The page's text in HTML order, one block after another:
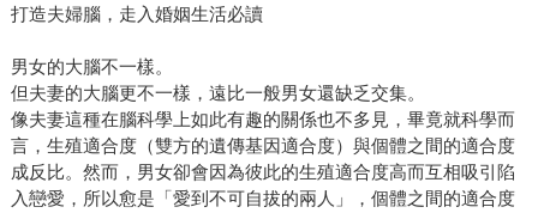
打造夫婦腦，走入婚姻生活必讀
男女的大腦不一樣。
但夫妻的大腦更不一樣，遠比一般男女還缺乏交集。
像夫妻這種在腦科學上如此有趣的關係也不多見，畢竟就科學而
言，生殖適合度（雙方的遺傳基因適合度）與個體之間的適合度
成反比。然而，男女卻會因為彼此的生殖適合度高而互相吸引陷
入戀愛，所以愈是「愛到不可自拔的兩人」，個體之間的適合度